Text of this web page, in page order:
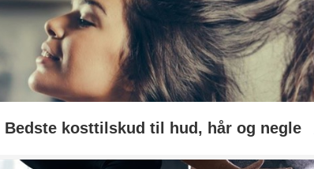
Bedste kosttilskud til hud, hår og negle